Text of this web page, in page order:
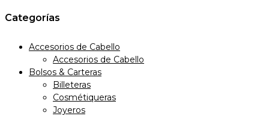
Categorías
Accesorios de Cabello
Accesorios de Cabello
Bolsos & Carteras
Billeteras
Cosmétiqueras
Joyeros